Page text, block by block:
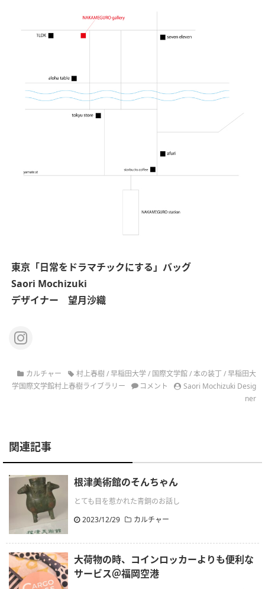
東京 「日常をドラマチックにする」バッグ
Saori Mochizuki
デザイナー 望月沙織
カルチャー 村上春樹/早稲田大学/ 国際文学館/本の装丁 /早稲田大
学国際文学館村上春樹ライブラリー
コメント
Saori Mochizuki Desig
ner
関連記事
根津美術館のそんちゃん
とても目を惹かれた青銅のお話し
2023/12/29
カルチャー
大荷物の時、コインロッカーよりも便利な
サービス＠福岡空港